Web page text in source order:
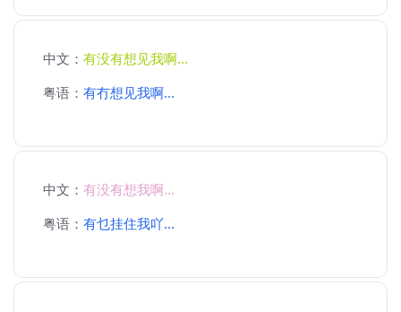
中文： 有没有想见我啊...
粤语： 有冇想见我啊...
中文： 有没有想我啊...
粤语： 有乜挂住我吖...